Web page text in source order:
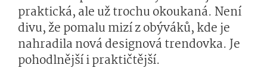
praktická, ale už trochu okoukaná. Není
divu, že pomalu mizí z obýváků, kde je
nahradila nová designová trendovka. Je
pohodlnější i praktičtější.